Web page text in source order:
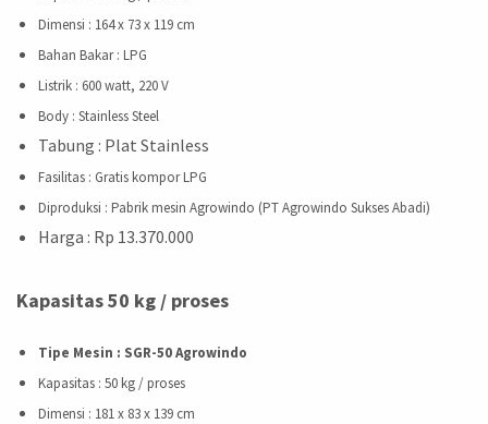
Dimensi : 164 x 73 x 119 cm
Bahan Bakar : LPG
Listrik : 600 watt, 220 V
Body : Stainless Steel
Tabung : Plat Stainless
Fasilitas : Gratis kompor LPG
Diproduksi : Pabrik mesin Agrowindo (PT Agrowindo Sukses Abadi)
Harga : Rp 13.370.000
Kapasitas 50 kg / proses
Tipe Mesin : SGR-50 Agrowindo
Kapasitas : 50 kg / proses
Dimensi : 181 x 83 x 139 cm